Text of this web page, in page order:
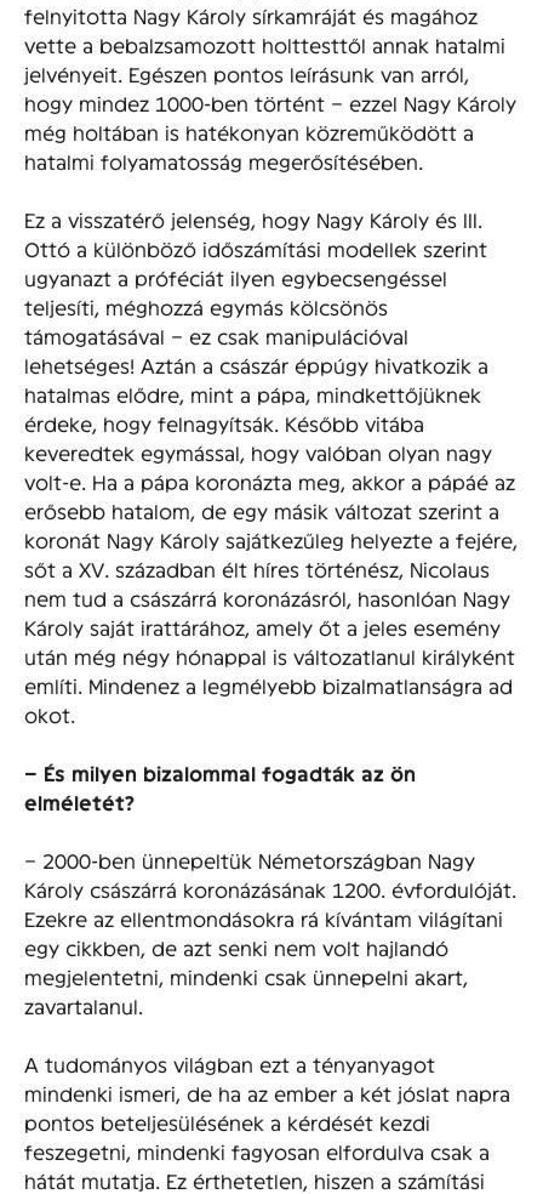
felnyitotta Nagy Károly sírkamráját és magához
vette a bebalzsamozott holttesttől annak hatalmi
jelvényeit. Egészen pontos leírásunk van arról,
hogy mindez 1000-ben történt – ezzel Nagy Károly
még holtában is hatékonyan közreműködött a
hatalmi folyamatosság megerősítésében.
Ez a visszatérő jelenség, hogy Nagy Károly és III.
Ottó a különböző időszámítási modellek szerint
ugyanazt a próféciát ilyen egybecsengéssel
teljesíti, méghozzá egymás kölcsönös
támogatásával – ez csak manipulációval
lehetséges! Aztán a császár éppúgy hivatkozik a
hatalmas elődre, mint a pápa, mindkettőjüknek
érdeke, hogy felnagyítsák. Később vitába
keveredtek egymással, hogy valóban olyan nagy
volt-e. Ha a pápa koronázta meg, akkor a pápáé az
erősebb hatalom, de egy másik változat szerint a
koronát Nagy Károly sajátkezűleg helyezte a fejére,
sőt a XV. században élt híres történész, Nicolaus
nem tud a császárrá koronázásról, hasonIóan Nagy
Károly saját irattárához, amely őt a jeles esemény
után még négy hónappal is változatlanul királyként
említi. Mindenez a legmélyebb bizalmatlanságra ad
okot.
– És milyen bizalommal fogadták az ön
elméletét?
– 2000-ben ünnepeltük Németországban Nagy
Károly császárrá koronázásának 1200. évfordulóját.
Ezekre az ellentmondásokra rá kívántam világítani
egy cikkben, de azt senki nem volt hajlandó
megjelentetni, mindenki csak ünnepelni akart,
zavartalanul.
A tudományos világban ezt a tényanyagot
mindenki ismeri, de ha az ember a két jóslat napra
pontos beteljesülésének a kérdését kezdi
feszegetni, mindenki fagyosan elfordulva csak a
hátát mutatja. Ez érthetetlen, hiszen a számítási